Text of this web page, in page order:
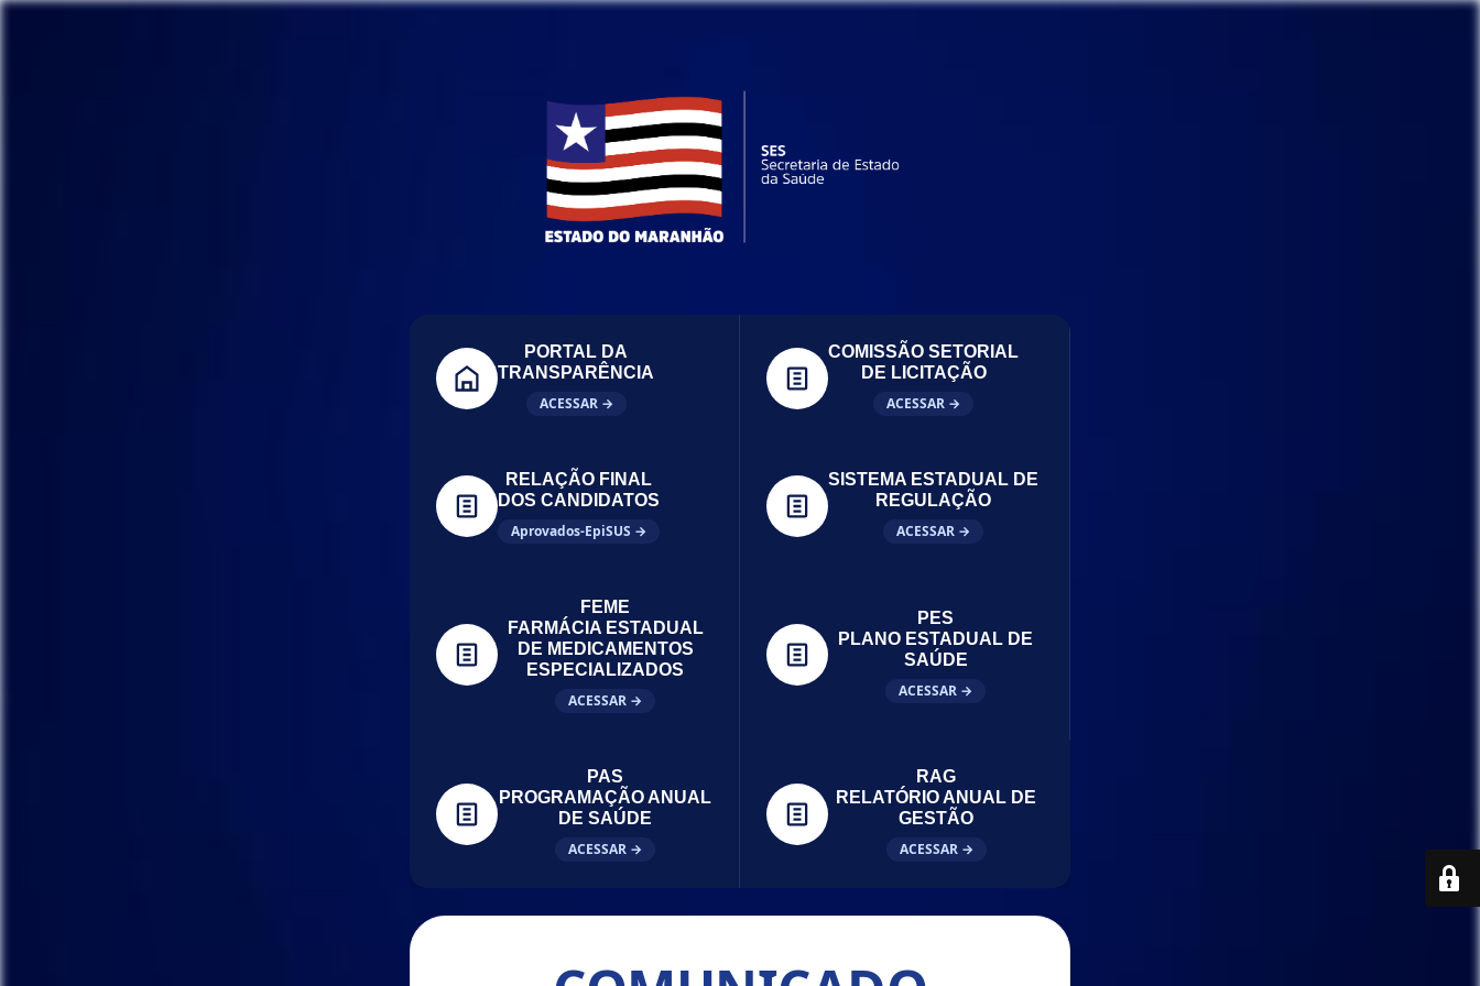
PORTAL DA
TRANSPARÊNCIA
ACESSAR →
COMISSÃO SETORIAL
DE LICITAÇÃO
ACESSAR →
RELAÇÃO FINAL
DOS CANDIDATOS
Aprovados-EpiSUS →
SISTEMA ESTADUAL DE
REGULAÇÃO
ACESSAR →
FEME
FARMÁCIA ESTADUAL
DE MEDICAMENTOS
ESPECIALIZADOS
ACESSAR →
PES
PLANO ESTADUAL DE
SAÚDE
ACESSAR →
PAS
PROGRAMAÇÃO ANUAL
DE SAÚDE
ACESSAR →
RAG
RELATÓRIO ANUAL DE
GESTÃO
ACESSAR →